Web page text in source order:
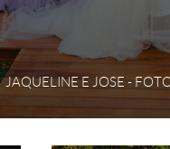
JAQUELINE E JOSE -